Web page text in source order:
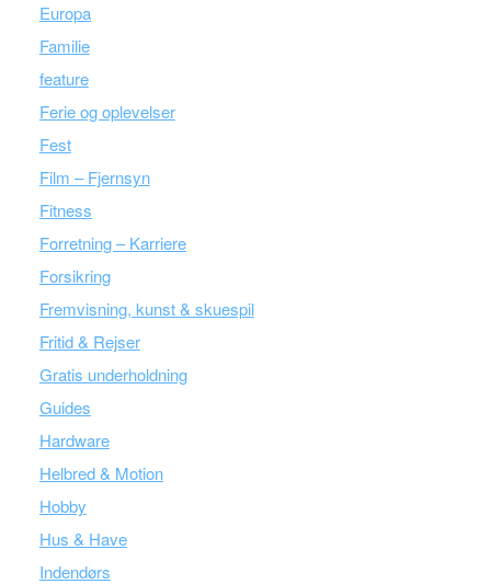
Europa
Familie
feature
Ferie og oplevelser
Fest
Film – Fjernsyn
Fitness
Forretning – Karriere
Forsikring
Fremvisning, kunst & skuespil
Fritid & Rejser
Gratis underholdning
Guides
Hardware
Helbred & Motion
Hobby
Hus & Have
Indendørs